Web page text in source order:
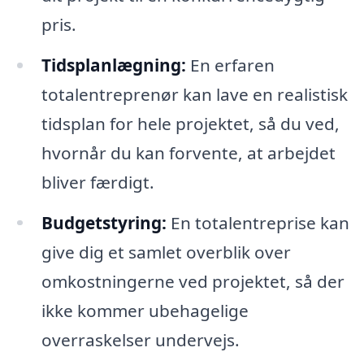
pris.
Tidsplanlægning: En erfaren
totalentreprenør kan lave en realistisk
tidsplan for hele projektet, så du ved,
hvornår du kan forvente, at arbejdet
bliver færdigt.
Budgetstyring: En totalentreprise kan
give dig et samlet overblik over
omkostningerne ved projektet, så der
ikke kommer ubehagelige
overraskelser undervejs.